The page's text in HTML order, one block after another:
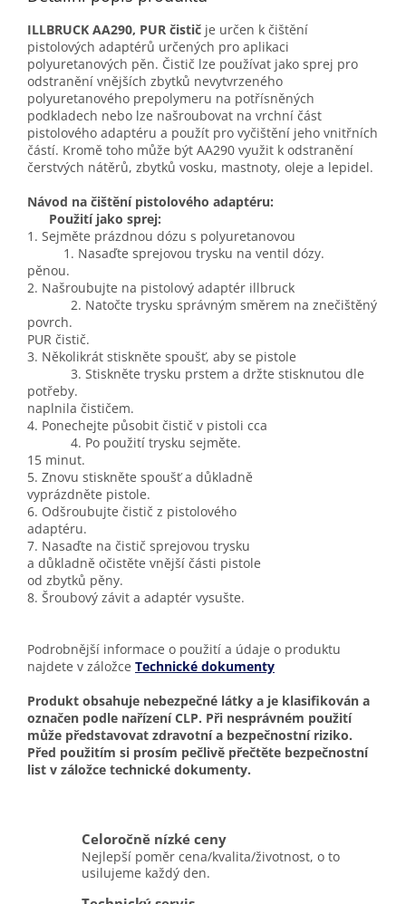
ILLBRUCK AA290, PUR čistič je určen k čištění
pistolových adaptérů určených pro aplikaci
polyuretanových pěn. Čistič lze používat jako sprej pro
odstranění vnějších zbytků nevytvrzeného
polyuretanového prepolymeru na potřísněných
podkladech nebo lze našroubovat na vrchní část
pistolového adaptéru a použít pro vyčištění jeho vnitřních
částí. Kromě toho může být AA290 využit k odstranění
čerstvých nátěrů, zbytků vosku, mastnoty, oleje a lepidel.
Návod na čištění pistolového adaptéru:
Použití jako sprej:
1. Sejměte prázdnou dózu s polyuretanovou
1. Nasaďte sprejovou trysku na ventil dózy.
pěnou.
2. Našroubujte na pistolový adaptér illbruck
2. Natočte trysku správným směrem na znečištěný
povrch.
PUR čistič.
3. Několikrát stiskněte spoušť, aby se pistole
3. Stiskněte trysku prstem a držte stisknutou dle
potřeby.
naplnila čističem.
4. Ponechejte působit čistič v pistoli cca
4. Po použití trysku sejměte.
15 minut.
5. Znovu stiskněte spoušť a důkladně
vyprázdněte pistole.
6. Odšroubujte čistič z pistolového
adaptéru.
7. Nasaďte na čistič sprejovou trysku
a důkladně očistěte vnější části pistole
od zbytků pěny.
8. Šroubový závit a adaptér vysušte.
Podrobnější informace o použití a údaje o produktu
najdete v záložce Technické dokumenty
Produkt obsahuje nebezpečné látky a je klasifikován a
označen podle nařízení CLP. Při nesprávném použití
může představovat zdravotní a bezpečnostní riziko.
Před použitím si prosím pečlivě přečtěte bezpečnostní
list v záložce technické dokumenty.
Celoročně nízké ceny
Nejlepší poměr cena/kvalita/životnost, o to
usilujeme každý den.